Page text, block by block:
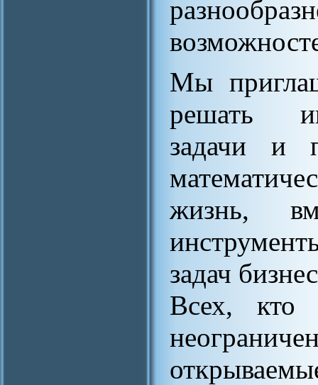
Мы
решать
задачи и
жизнь,
задач
Всех, кто